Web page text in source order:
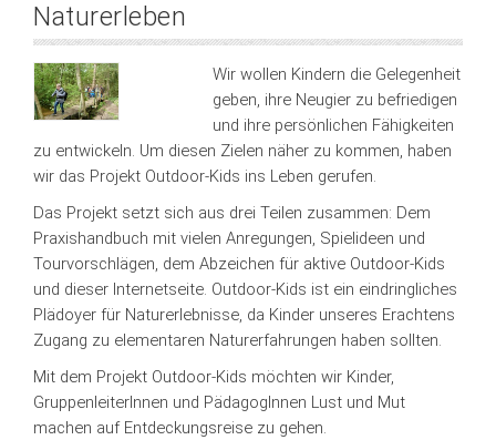
Naturerleben
Wir wollen Kindern die Gelegenheit
geben, ihre Neugier zu befriedigen
und ihre persönlichen Fähigkeiten
zu entwickeln. Um diesen Zielen näher zu kommen, haben
wir das Projekt Outdoor-Kids ins Leben gerufen.
Das Projekt setzt sich aus drei Teilen zusammen: Dem
Praxishandbuch mit vielen Anregungen, Spielideen und
Tourvorschlägen, dem Abzeichen für aktive Outdoor-Kids
und dieser Internetseite. Outdoor-Kids ist ein eindringliches
Plädoyer für Naturerlebnisse, da Kinder unseres Erachtens
Zugang zu elementaren Naturerfahrungen haben sollten.
Mit dem Projekt Outdoor-Kids möchten wir Kinder,
GruppenleiterInnen und PädagogInnen Lust und Mut
machen auf Entdeckungsreise zu gehen.